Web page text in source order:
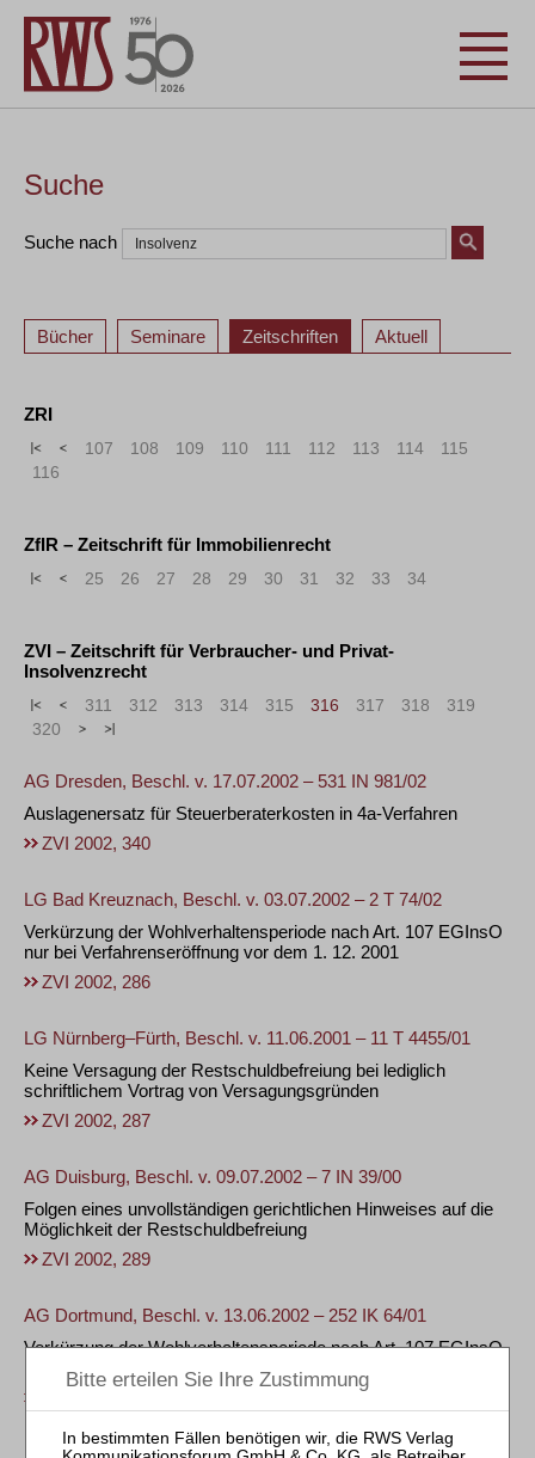
Suche
Suche nach
Bücher Seminare Zeitschriften Aktuell
ZRI
« < 107 108 109 110 111 112 113 114
115
116
ZfIR – Zeitschrift für Immobilienrecht
« < 25 26 27 28 29 30 31 32 33 34
ZVI – Zeitschrift für Verbraucher- und Privat-
Insolvenzrecht
« < 311 312 313 314 315 316 317 318
319
320
> »
AG Dresden, Beschl. v. 17.07.2002 – 531 IN 981/02
Auslagenersatz für Steuerberaterkosten in 4a-Verfahren
ZVI 2002, 340
LG Bad Kreuznach, Beschl. v. 03.07.2002 – 2 T 74/02
Verkürzung der Wohlverhaltensperiode nach Art. 107 EGInsO
nur bei Verfahrenseröffnung vor dem 1. 12. 2001
ZVI 2002, 286
LG Nürnberg–Fürth, Beschl. v. 11.06.2001 – 11 T 4455/01
Keine Versagung der Restschuldbefreiung bei lediglich
schriftlichem Vortrag von Versagungsgründen
ZVI 2002, 287
AG Duisburg, Beschl. v. 09.07.2002 – 7 IN 39/00
Folgen eines unvollständigen gerichtlichen Hinweises auf die
Möglichkeit der Restschuldbefreiung
ZVI 2002, 289
AG Dortmund, Beschl. v. 13.06.2002 – 252 IK 64/01
Verkürzung der Wohlverhaltensperiode nach Art. 107 EGInsO
nur bei Verfahrenseröffnung vor dem 1. 12. 2001
LG Münster, Beschl. v. 02.05.2002 – 5 T 426/02